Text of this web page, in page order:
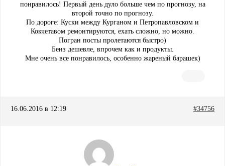
понравилось! Первый день дуло больше чем по прогнозу, на
второй точно по прогнозу.
По дороге: Куски между Курганом и Петропавловском и
Кокчетавом ремонтируются, ехать сложно, но можно.
Погран посты пролетаются быстро)
Бенз дешевле, впрочем как и продукты.
Мне очень все понравилось, особенно жареный барашек)
16.06.2016 в 12:19 #34756